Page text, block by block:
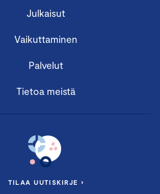
Julkaisut
Vaikuttaminen
Palvelut
Tietoa meistä
TILAA UUTISKIRJE ›